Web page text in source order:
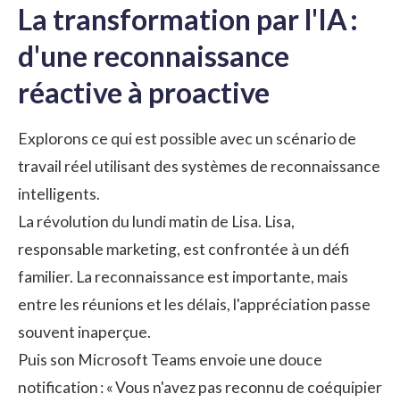
La transformation par l'IA :
d'une reconnaissance
réactive à proactive
Explorons ce qui est possible avec un scénario de
travail réel utilisant des systèmes de reconnaissance
intelligents.
La révolution du lundi matin de Lisa. Lisa,
responsable marketing, est confrontée à un défi
familier. La reconnaissance est importante, mais
entre les réunions et les délais, l'appréciation passe
souvent inaperçue.
Puis son Microsoft Teams envoie une douce
notification : « Vous n'avez pas reconnu de coéquipier